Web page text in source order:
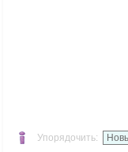
Упорядочить: